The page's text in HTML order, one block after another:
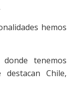
hemos
tenemos
Chile,